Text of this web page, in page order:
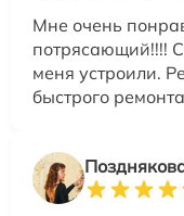
Мне очень
потрясающий!!!!
меня устроили.
быстрого